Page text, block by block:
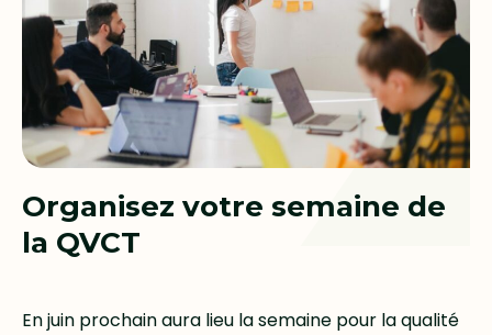
Organisez votre semaine de
la QVCT
En juin prochain aura lieu la semaine pour la qualité